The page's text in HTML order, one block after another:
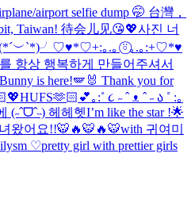
airport selfie dump 🤭 台灣，
Taiwan! 待会儿见😘💖사진 너
♥*♡+:｡.｡ ⍤⃝｡.｡:+♡*♥
항상 행복하게 만들어주셔서
is here!🪽🐰 Thank you for
HUFS🫶🏻 💕｡:˚ ૮ ˶ ˆ ᴥ ˆ ˶ ა ˚ :｡
(˶ˆᗜˆ˵) 헤헤헷I’m like the star !🌟
왔어요!!🐯🔥🐯🔥🐯with 귀여미
ilysm ♡pretty girl with prettier girls